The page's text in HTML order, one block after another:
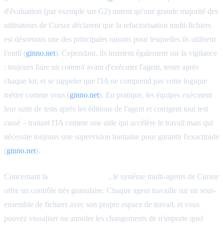
d'évaluation (par exemple sur G2) notent qu'une grande majorité des
utilisateurs de Cursor déclarent que la refactorisation multi-fichiers
est désormais une des principales raisons pour lesquelles ils utilisent
l'outil (ginno.net). Cependant, ils insistent également sur la vigilance
: toujours faire un commitavant d'exécuter l'agent, tester après
chaque lot, et se rappeler que l'IA ne comprend pas votre logique
métier comme vous (ginno.net). En pratique, les équipes exécutent
leur suite de tests après les éditions de l'agent et corrigent tout test
cassé – traitant l'IA comme une aide qui accélère le travail mais qui
nécessite toujours une supervision humaine pour garantir l'exactitude
(ginno.net).
Concernant la
, le système multi-agents de Cursor
offre un contrôle très granulaire. Chaque agent travaille sur un sous-
ensemble de fichiers avec son propre espace de travail, et vous
pouvez visualiser ou annuler les changements de n'importe quel